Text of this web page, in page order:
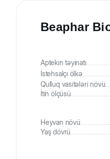
Beaphar
Aptekın təyinatı
İstehsalçı ölkə
Qulluq vasitələri növü
İtin ölçüsü
Heyvan növü
Yaş dövrü